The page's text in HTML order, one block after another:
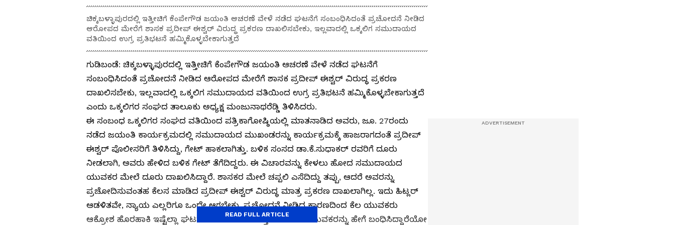
ಚಿಕ್ಕಬಳ್ಳಾಪುರದಲ್ಲಿ ಇತ್ತೀಚಿಗೆ ಕೆಂಪೇಗೌಡ ಜಯಂತಿ ಆಚರಣೆ ವೇಳೆ ನಡೆದ ಘಟನೆಗೆ ಸಂಬಂಧಿಸಿದಂತೆ ಪ್ರಚೋದನೆ ನೀಡಿದ
ಆರೋಪದ ಮೇರೆಗೆ ಶಾಸಕ ಪ್ರದೀಪ್ ಈಶ್ವರ್ ವಿರುದ್ಧ ಪ್ರಕರಣ ದಾಖಲಿಸಬೇಕು, ಇಲ್ಲವಾದಲ್ಲಿ ಒಕ್ಕಲಿಗ ಸಮುದಾಯದ
ವತಿಯಿಂದ ಉಗ್ರ ಪ್ರತಿಭಟನೆ ಹಮ್ಮಿಕೊಳ್ಳಬೇಕಾಗುತ್ತದೆ
ಗುಡಿಬಂಡೆ: ಚಿಕ್ಕಬಳ್ಳಾಪುರದಲ್ಲಿ ಇತ್ತೀಚಿಗೆ ಕೆಂಪೇಗೌಡ ಜಯಂತಿ ಆಚರಣೆ ವೇಳೆ ನಡೆದ ಘಟನೆಗೆ
ಸಂಬಂಧಿಸಿದಂತೆ ಪ್ರಚೋದನೆ ನೀಡಿದ ಆರೋಪದ ಮೇರೆಗೆ ಶಾಸಕ ಪ್ರದೀಪ್ ಈಶ್ವರ್ ವಿರುದ್ಧ ಪ್ರಕರಣ
ದಾಖಲಿಸಬೇಕು, ಇಲ್ಲವಾದಲ್ಲಿ ಒಕ್ಕಲಿಗ ಸಮುದಾಯದ ವತಿಯಿಂದ ಉಗ್ರ ಪ್ರತಿಭಟನೆ ಹಮ್ಮಿಕೊಳ್ಳಬೇಕಾಗುತ್ತದೆ
ಎಂದು ಒಕ್ಕಲಿಗರ ಸಂಘದ ತಾಲೂಕು ಅಧ್ಯಕ್ಷ ಮಂಜುನಾಥರೆಡ್ಡಿ ತಿಳಿಸಿದರು.
ಈ ಸಂಬಂಧ ಒಕ್ಕಲಿಗರ ಸಂಘದ ವತಿಯಿಂದ ಪತ್ರಿಕಾಗೋಷ್ಠಿಯಲ್ಲಿ ಮಾತನಾಡಿದ ಅವರು, ಜೂ. 27ರಂದು
ನಡೆದ ಜಯಂತಿ ಕಾರ್ಯಕ್ರಮದಲ್ಲಿ ಸಮುದಾಯದ ಮುಖಂಡರನ್ನು ಕಾರ್ಯಕ್ರಮಕ್ಕೆ ಹಾಜರಾಗದಂತೆ ಪ್ರದೀಪ್
ಈಶ್ವರ್ ಪೊಲೀಸರಿಗೆ ತಿಳಿಸಿದ್ದು, ಗೇಟ್ ಹಾಕಲಾಗಿತ್ತು. ಬಳಿಕ ಸಂಸದ ಡಾ.ಕೆ.ಸುಧಾಕರ್ ರವರಿಗೆ ದೂರು
ನೀಡಲಾಗಿ, ಅವರು ಹೇಳಿದ ಬಳಿಕ ಗೇಟ್ ತೆಗೆದಿದ್ದರು. ಈ ವಿಚಾರವನ್ನು ಕೇಳಲು ಹೋದ ಸಮುದಾಯದ
ಯುವಕರ ಮೇಲೆ ದೂರು ದಾಖಲಿಸಿದ್ದಾರೆ. ಶಾಸಕರ ಮೇಲೆ ಚಪ್ಪಲಿ ಎಸೆದಿದ್ದು ತಪ್ಪು, ಆದರೆ ಅವರನ್ನು
ಪ್ರಚೋದಿಸುವಂತಹ ಕೆಲಸ ಮಾಡಿದ ಪ್ರದೀಪ್ ಈಶ್ವರ್ ವಿರುದ್ಧ ಮಾತ್ರ ಪ್ರಕರಣ ದಾಖಲಾಗಿಲ್ಲ. ಇದು ಹಿಟ್ಲರ್
ಆಡಳಿತವೇ, ನ್ಯಾಯ ಎಲ್ಲರಿಗೂ ಒಂದೇ ಆಗಬೇಕು. ಪ್ರಚೋದನೆ ನೀಡಿದ ಕಾರಣದಿಂದ ಕೆಲ ಯುವಕರು
ಆಕ್ರೋಶ ಹೊರಹಾಕಿ ಇಷ್ಟೆಲ್ಲಾ ಘಟನೆಗಳಿಗೆ ಕಾರಣವಾಯ್ತು. ಎನ್.ಡಿ.ಎ ಯುವಕರನ್ನು ಹೇಗೆ ಬಂಧಿಸಿದ್ದಾರೆಯೋ
READ FULL ARTICLE